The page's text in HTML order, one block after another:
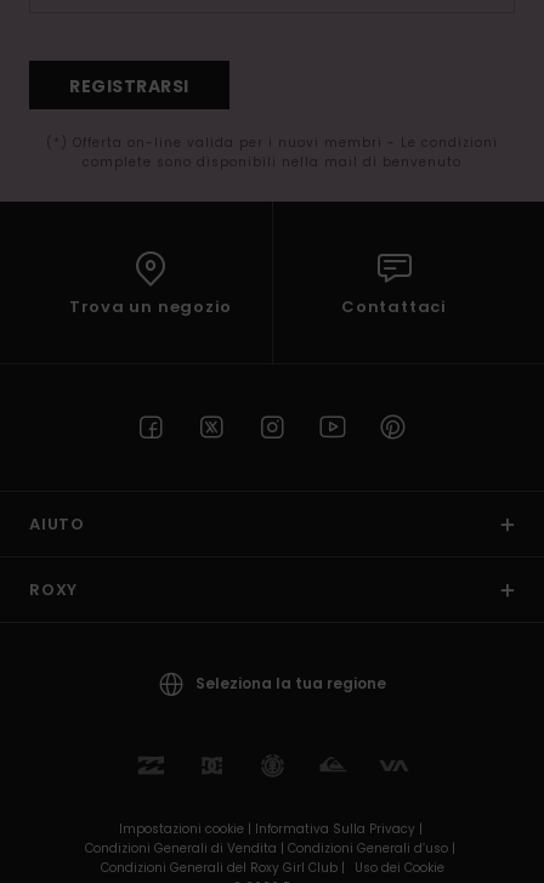
REGISTRARSI
(*) Offerta on-line valida per i nuovi membri - Le condizioni
complete sono disponibili nella mail di benvenuto
Trova un negozio Contattaci
AIUTO
ROXY
Seleziona la tua regione
Impostazioni cookie | Informativa Sulla Privacy |
Condizioni Generali di Vendita | Condizioni Generali d’uso |
Condizioni Generali del Roxy Girl Club |
Uso dei Cookie